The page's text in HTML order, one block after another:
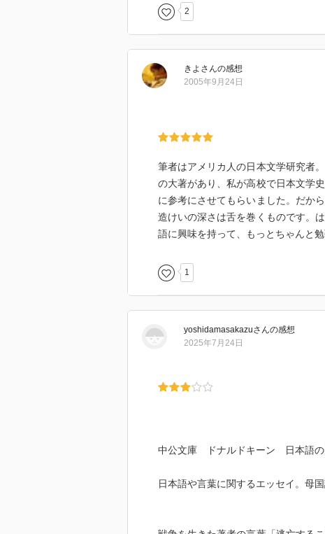
のに対してのこだわりや、表面的な
トに怒りや非難の感情をぶつける頑
る美的な意味を狙っていた、とか、
美の創造を目的としている故に重要で
なければならなかったのか、という
なかったがゆえ、小説を書く根気が
を「あてはまらぬ 無用なカギ」と評
わめて現代的」と評する。啄木の悲
のウソを認めるユーモアな一面に焦点
たちは、その先達ともいえるキーン
の見方を少しずらして見ること。そ
ているのではないか？
「美しい国」が単なるスローガンに
2
きよ さんの感想
2005年9月24日
筆者はアメリカ人の日本文学研究者
の大著があり、私が高校で日本文学
に参考にさせてもらいました。だか
造けいの深さは舌を巻くものです。
語に興味を持って、もっとちゃんと
1
yoshidamasakazuさんの感想
2025年7月24日
中公文庫 ドナルドキーン 日本語の
日本語や言葉に関するエッセイ。母